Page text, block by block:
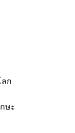
ก
ษะ